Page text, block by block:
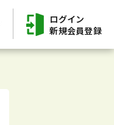
ログイン
新規会員登録